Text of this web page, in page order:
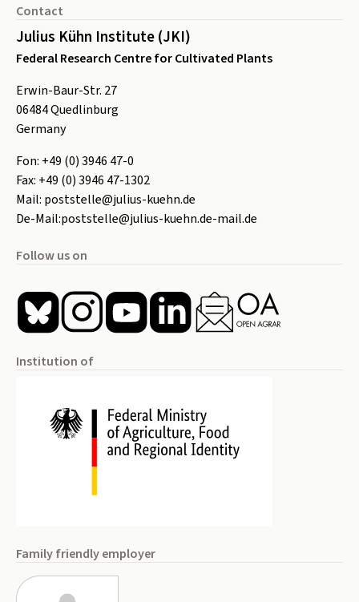
Contact
Julius Kühn Institute (JKI)
Federal Research Centre for Cultivated Plants
Erwin-Baur-Str. 27
06484Quedlinburg
Germany
Fon: +49 (0) 3946 47-0
Fax: +49 (0) 3946 47-1302
Mail: poststelle@julius-kuehn.de
De-Mail:poststelle@julius-kuehn.de-mail.de
Follow us on
Institution of
Family friendly employer